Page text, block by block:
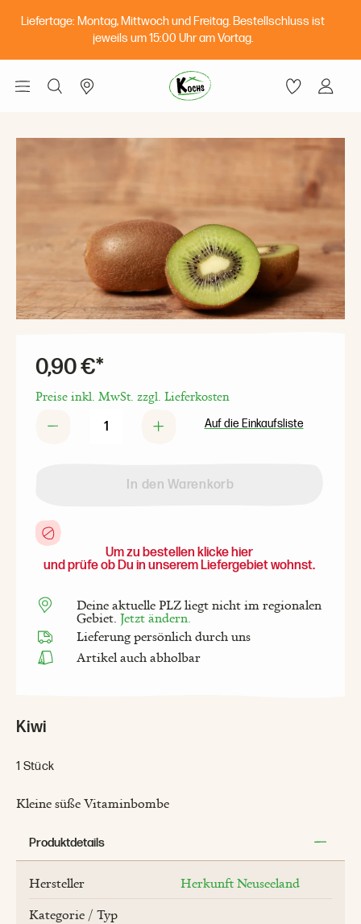
Liefertage: Montag, Mittwoch und Freitag. Bestellschluss ist
jeweils um 15:00 Uhr am Vortag.
Kiwi
1 Stück
Kleine süße Vitaminbombe
Produktdetails
Hersteller
Herkunft Neuseeland
Kategorie / Typ
0,90 €*
Preise inkl. MwSt. zzgl. Lieferkosten
Deine aktuelle PLZ liegt nicht im regionalen
Gebiet. Jetzt ändern.
Lieferung persönlich durch uns
Artikel auch abholbar
Auf die Einkaufsliste
In den Warenkorb
Um zu bestellen klicke hier
und prüfe ob Du in unserem Liefergebiet wohnst.